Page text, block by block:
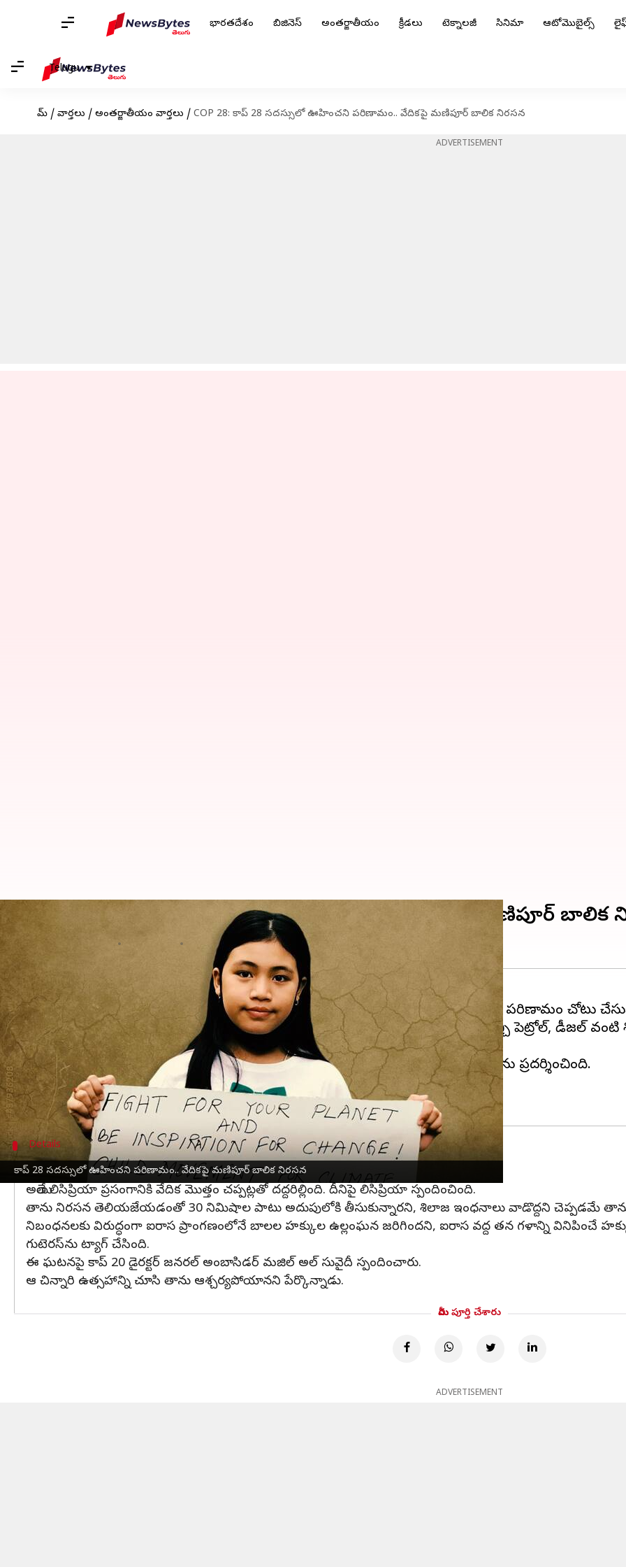
భారతదేశం బిజినెస్ అంతర్జాతీయం క్రీడలు టెక్నాలజీ సినిమా ఆటోమొబైల్స్
Telugu
హోమ్ / వార్తలు / అంతర్జాతీయం వార్తలు / COP 28: కాప్ 28 సదస్సులో ఊహించని పరిణామం.. వేదికపై మణిపూర్ బాలిక నిరసన
ADVERTISEMENT
కాప్ 28 సదస్సులో ఊహించని పరిణామం.. వేదికపై మణిపూర్ బాలిక నిరసన
COP 28: కాప్ 28 సదస్సులో ఊహించని పరిణామం.. వేదికపై మణిపూర్ బాలిక
04:18 pm
ఈ వార్తాకథనం ఏంటి
దుబాయ్
మణిపూర్‌కు చెందిన లిసిప్రియా కాన్‌గుజమ్ అనే 12 ఏళ్ల బాలిక అకస్మాత్తుగా చర్చా వేదికపై వచ్చి పెట్రోల్, డీజల్
చేసింది.
శిలాజ ఇంధనాలకు ముగింపు పలికి మన భూగ్రహాన్ని, భవిష్యత్తును రక్షించాలంటూ ప్లకార్డులను ప్రదర్శించింది.
అయితే కొద్దిసేపటి తర్వాత సిబ్బంది వచ్చి ఆమెకు నచ్చజెప్పే ప్రయత్నం చేశారు.
Details
లిసిప్రయా ప్రసంగానికి చప్పట్లతో దద్దరిల్లిన వేదిక
అయితే లిసిప్రియా ప్రసంగానికి వేదిక మొత్తం చప్పట్లతో దద్దరిల్లింది. దీనిపై లిసిప్రియా స్పందించింది.
తాను నిరసన తెలియజేయడంతో 30 నిమిషాల పాటు అదుపులోకి తీసుకున్నారని, శిలాజ ఇంధనాలు వాడొద్దని చెప్పడమే
నిబంధనలకు విరుద్ధంగా ఐరాస ప్రాంగణంలోనే బాలల హక్కుల ఉల్లంఘన జరిగిందని, ఐరాస వద్ద తన గళాన్ని వినిపించే
గుటెరస్‌ను ట్యాగ్ చేసింది.
ఈ ఘటనపై కాప్ 20 డైరక్టర్ జనరల్ అంబాసిడర్ మజిల్ అల్ సువైదీ స్పందించారు.
ఆ చిన్నారి ఉత్సహాన్ని చూసి తాను ఆశ్చర్యపోయానని పేర్కొన్నాడు.
మీరు పూర్తి చేశారు
ADVERTISEMENT